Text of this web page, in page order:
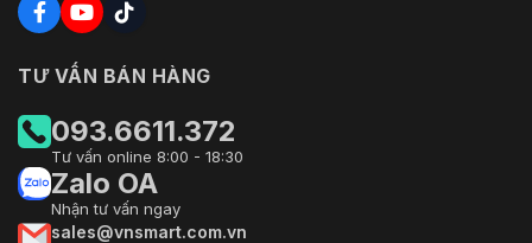
TƯ VẤN BÁN HÀNG
093.6611.372
Tư vấn online 8:00 - 18:30
Zalo OA
Nhận tư vấn ngay
sales@vnsmart.com.vn